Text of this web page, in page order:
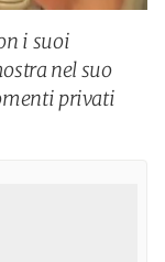
i suoi
nel suo
privati